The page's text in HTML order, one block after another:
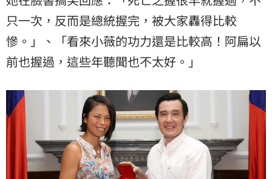
只一次，反而是總統握完，被大家轟得比較
慘。」、「看來小薇的功力還是比較高！阿扁以
前也握過，這些年聽聞也不太好。」